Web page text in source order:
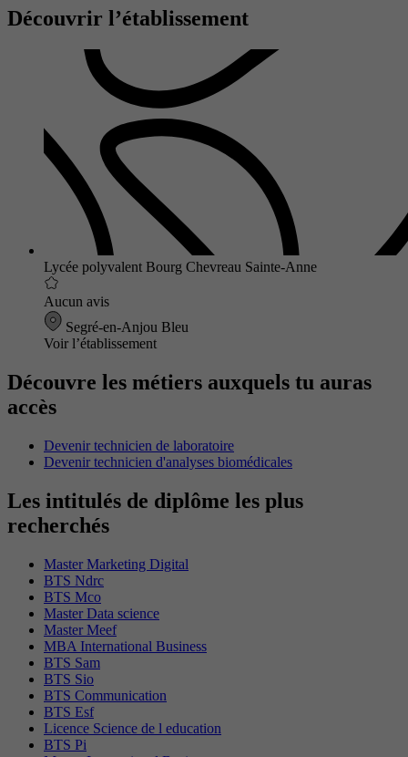
Découvrir l’établissement
Lycée polyvalent Bourg Chevreau Sainte-Anne
Aucun avis
Segré-en-Anjou Bleu
Voir l’établissement
Découvre les métiers auxquels tu auras
accès
Devenir technicien de laboratoire
Devenir technicien d'analyses biomédicales
Les intitulés de diplôme les plus
recherchés
Master Marketing Digital
BTS Ndrc
BTS Mco
Master Data science
Master Meef
MBA International Business
BTS Sam
BTS Sio
BTS Communication
BTS Esf
Licence Science de l education
BTS Pi